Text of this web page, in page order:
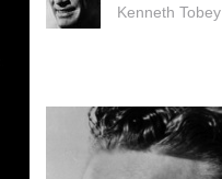
Kenneth Tobey